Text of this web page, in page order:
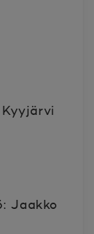
Jaakko